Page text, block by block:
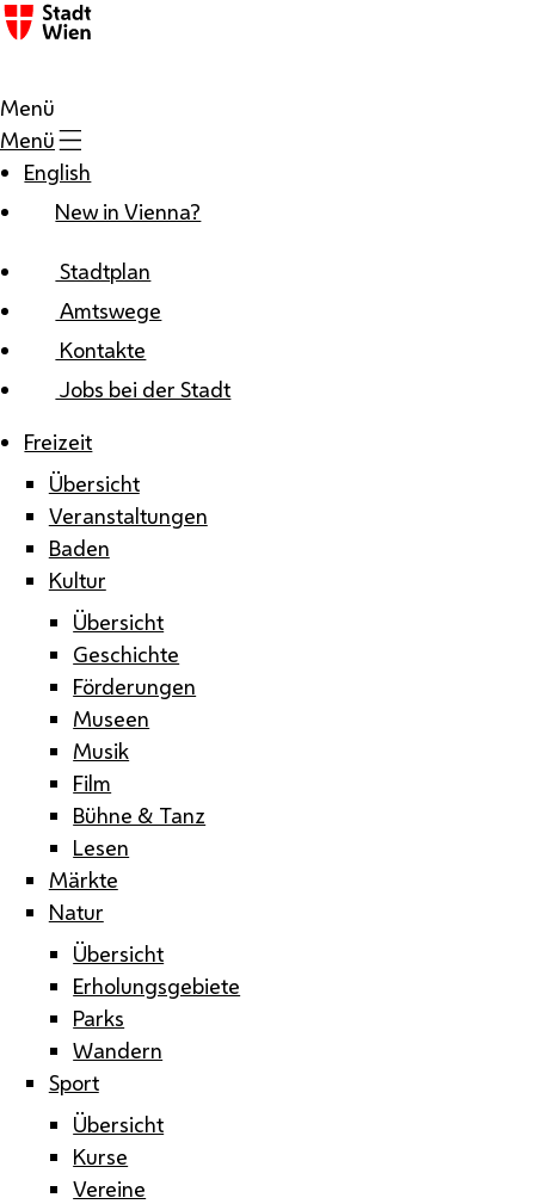
Zum Inhalt
Menü
Menü
English
New in Vienna?
Stadtplan
Amtswege
Kontakte
Jobs bei der Stadt
Freizeit
Übersicht
Veranstaltungen
Baden
Kultur
Übersicht
Geschichte
Förderungen
Museen
Musik
Film
Bühne & Tanz
Lesen
Märkte
Natur
Übersicht
Erholungsgebiete
Parks
Wandern
Sport
Übersicht
Kurse
Vereine